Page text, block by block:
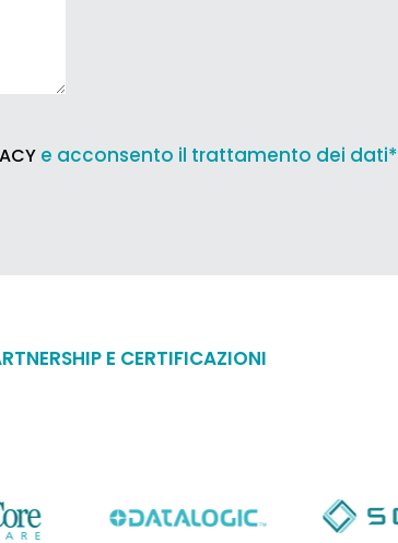
e acconsento il trattamento dei dati*
E CERTIFICAZIONI